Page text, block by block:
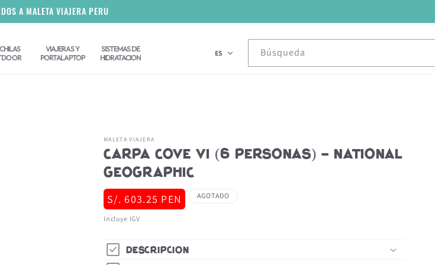
A MALETA VIAJERA PERU
VIAJERAS Y
PORTALAPTOP
SISTEMAS DE
HIDRATACION
ES Búsqueda
MALETA VIAJERA
Carpa Cove VI (6 Personas) - National
Geographic
Precio
habitual
S/. 603.25 PEN AGOTADO
Incluye IGV
Descripción